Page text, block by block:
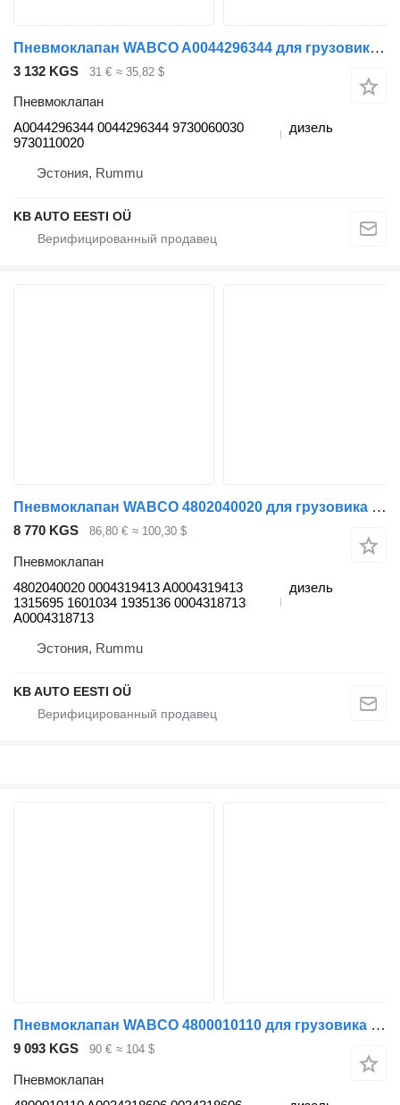
Пневмоклапан WABCO A0044296344 для грузовика Mercedes-Benz Actros MP4 Antos Arocs (2012-)
3 132 KGS 31 € ≈ 35,82 $
Пневмоклапан
A0044296344 0044296344 9730060030
9730110020
дизель
Эстония, Rummu
KB AUTO EESTI OÜ
Пневмоклапан WABCO 4802040020 для грузовика Mercedes-Benz Actros, Axor MP1, MP2, MP3 (1996-2014)
8 770 KGS 86,80 € ≈ 100,30 $
Пневмоклапан
4802040020 0004319413 A0004319413
1315695 1601034 1935136 0004318713
A0004318713
дизель
Эстония, Rummu
KB AUTO EESTI OÜ
Пневмоклапан WABCO 4800010110 для грузовика Mercedes-Benz Actros, Axor MP1, MP2, MP3 (1996-2014)
9 093 KGS 90 € ≈ 104 $
Пневмоклапан